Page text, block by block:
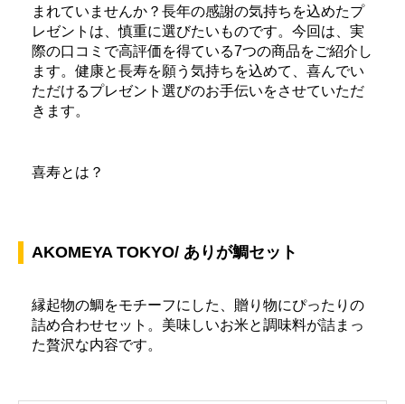
まれていませんか？長年の感謝の気持ちを込めたプ
レゼントは、慎重に選びたいものです。今回は、実
際の口コミで高評価を得ている7つの商品をご紹介し
ます。健康と長寿を願う気持ちを込めて、喜んでい
ただけるプレゼント選びのお手伝いをさせていただ
きます。
喜寿とは？
AKOMEYA TOKYO/ ありが鯛セット
縁起物の鯛をモチーフにした、贈り物にぴったりの
詰め合わせセット。美味しいお米と調味料が詰まっ
た贅沢な内容です。